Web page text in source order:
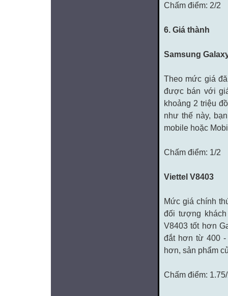
Chấm điểm: 2/2
6. Giá thành
Samsung
Theo mức giá
được bán với
khoảng 2 triệu
như thế này,
mobile hoặc
Chấm điểm: 1/2
Viettel V8403
Mức giá chính
đối tượng
V8403 tốt hơn
đắt hơn từ 400 -
hơn, sản phẩm
Chấm điểm: